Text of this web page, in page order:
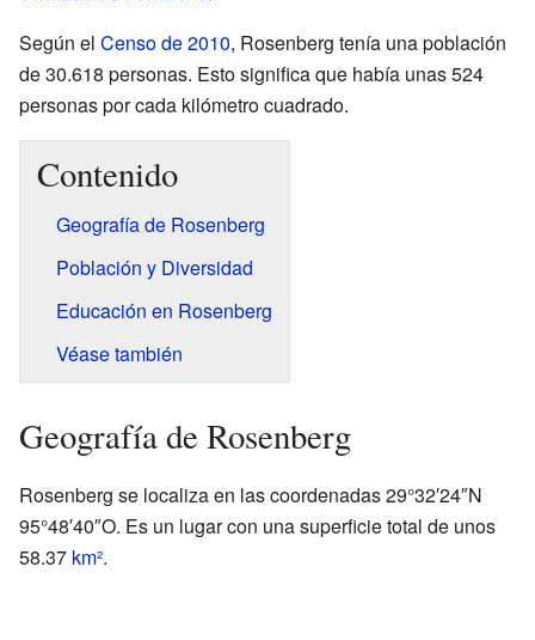
Según el Censo de 2010, Rosenberg tenía una población
de 30.618 personas. Esto significa que había unas 524
personas por cada kilómetro cuadrado.
Contenido
Geografía de Rosenberg
Población y Diversidad
Educación en Rosenberg
Véase también
Geografía de Rosenberg
Rosenberg se localiza en las coordenadas 29°32′24″N
95°48′40″O. Es un lugar con una superficie total de unos
58.37 km².